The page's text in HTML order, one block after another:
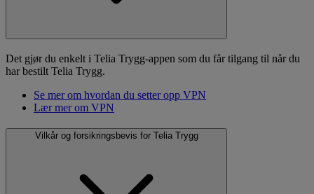
Det gjør du enkelt i Telia Trygg-appen som du får tilgang til når du
har bestilt Telia Trygg.
Se mer om hvordan du setter opp VPN
Lær mer om VPN
Vilkår og forsikringsbevis for Telia Trygg